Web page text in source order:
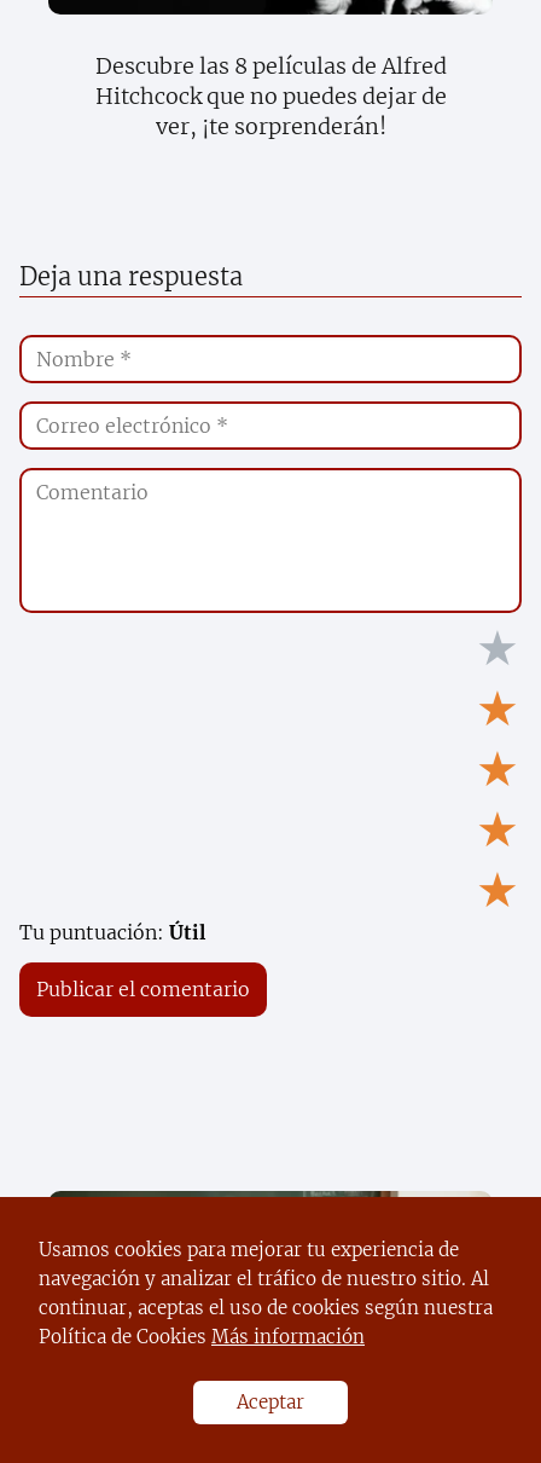
Descubre las 8 películas de Alfred
Hitchcock que no puedes dejar de
ver, ¡te sorprenderán!
Deja una respuesta
★
★
★
★
★
Tu puntuación: Útil
Descubre el secreto para apoyar a tus
hijos en el regreso a clases sin
Usamos cookies para mejorar tu experiencia de
navegación y analizar el tráfico de nuestro sitio. Al
continuar, aceptas el uso de cookies según nuestra
Política de Cookies Más información
Aceptar